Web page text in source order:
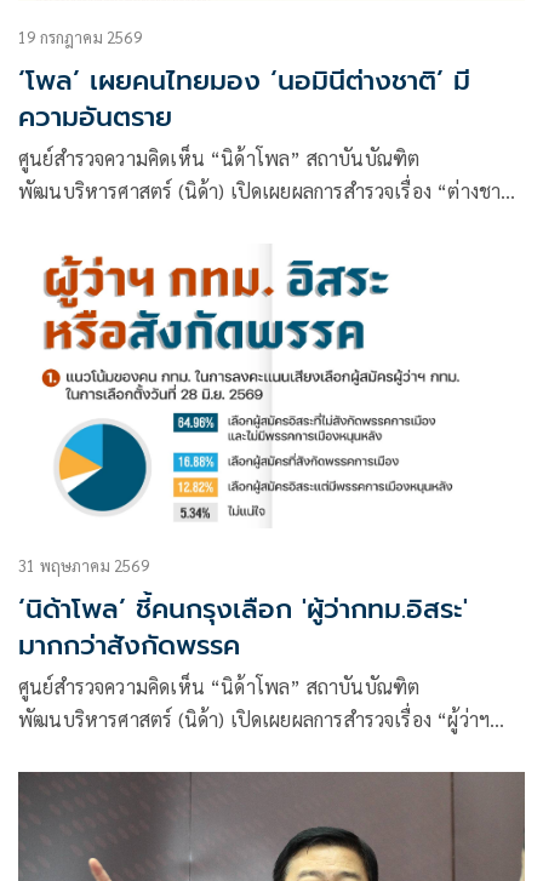
19 กรกฎาคม 2569
‘โพล’ เผยคนไทยมอง ‘นอมินีต่างชาติ’ มี
ความอันตราย
ศูนย์สำรวจความคิดเห็น “นิด้าโพล” สถาบันบัณฑิต
พัฒนบริหารศาสตร์ (นิด้า) เปิดเผยผลการสำรวจเรื่อง “ต่างชาติ
จากประชาชนที่มีอายุ 18 ปีขึ้นไป
31 พฤษภาคม 2569
‘นิด้าโพล’ ชี้คนกรุงเลือก 'ผู้ว่ากทม.อิสระ'
มากกว่าสังกัดพรรค
ศูนย์สำรวจความคิดเห็น “นิด้าโพล” สถาบันบัณฑิต
พัฒนบริหารศาสตร์ (นิด้า) เปิดเผยผลการสำรวจเรื่อง “ผู้ว่าฯ